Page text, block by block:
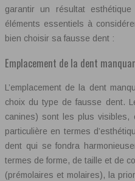
garantir un résultat
éléments essentiels à
bien choisir sa fausse dent :
Emplacement de la dent
L’emplacement de la dent
choix du type de fausse dent.
canines) sont les plus visibles,
particulière en termes
dent qui se fondra
termes de forme, de taille et de
(prémolaires et molaires), la